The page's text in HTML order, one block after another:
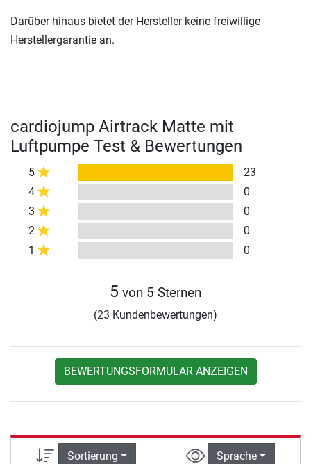
Darüber hinaus bietet der Hersteller keine freiwillige
Herstellergarantie an.
cardiojump Airtrack Matte mit
Luftpumpe Test & Bewertungen
5
23
4
0
3
0
2
0
1
0
5 von 5 Sternen
(23 Kundenbewertungen)
BEWERTUNGSFORMULAR ANZEIGEN
Sortierung Sprache